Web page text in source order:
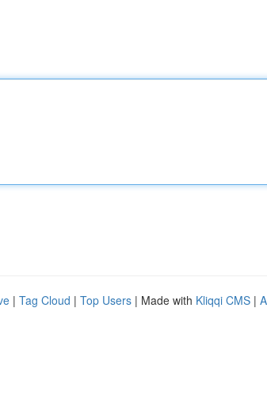
| Tag Cloud | Top Users | Made with Kliqqi CMS |